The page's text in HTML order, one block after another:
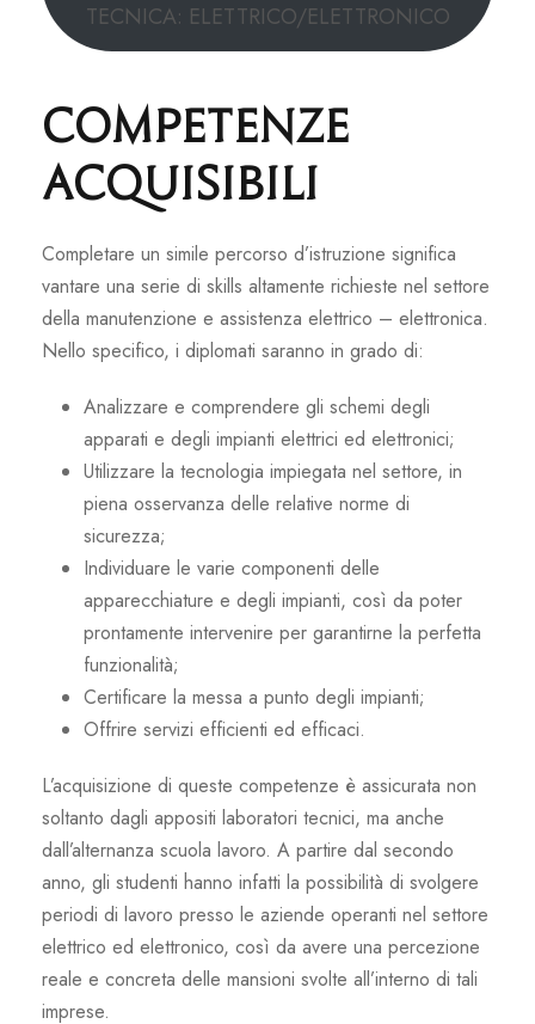
TECNICA: ELETTRICO/ELETTRONICO
Competenze
acquisibili
Completare un simile percorso d’istruzione significa
vantare una serie di skills altamente richieste nel settore
della manutenzione e assistenza elettrico – elettronica.
Nello specifico, i diplomati saranno in grado di:
Analizzare e comprendere gli schemi degli
apparati e degli impianti elettrici ed elettronici;
Utilizzare la tecnologia impiegata nel settore, in
piena osservanza delle relative norme di
sicurezza;
Individuare le varie componenti delle
apparecchiature e degli impianti, così da poter
prontamente intervenire per garantirne la perfetta
funzionalità;
Certificare la messa a punto degli impianti;
Offrire servizi efficienti ed efficaci.
L’acquisizione di queste competenze è assicurata non
soltanto dagli appositi laboratori tecnici, ma anche
dall’alternanza scuola lavoro. A partire dal secondo
anno, gli studenti hanno infatti la possibilità di svolgere
periodi di lavoro presso le aziende operanti nel settore
elettrico ed elettronico, così da avere una percezione
reale e concreta delle mansioni svolte all’interno di tali
imprese.